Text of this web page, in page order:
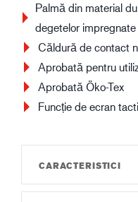
Palmă din material
degetelor impregnate
Căldură de contact
Aprobată pentru
Aprobată Öko-Tex
Funcție de ecran
CARACTERISTICI